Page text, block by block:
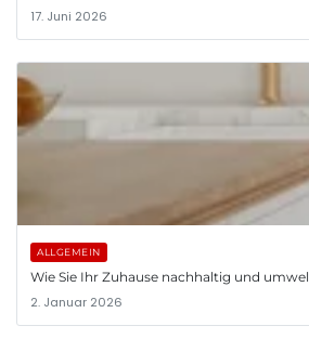
17. Juni 2026
ALLGEMEIN
Wie Sie Ihr Zuhause nachhaltig und
2. Januar 2026